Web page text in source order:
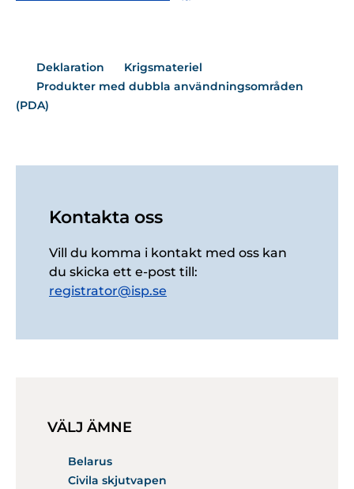
Deklaration
Krigsmateriel
Produkter med dubbla användningsområden
(PDA)
Kontakta oss
Vill du komma i kontakt med oss kan
du skicka ett e-post till:
registrator@isp.se
VÄLJ ÄMNE
Belarus
Civila skjutvapen